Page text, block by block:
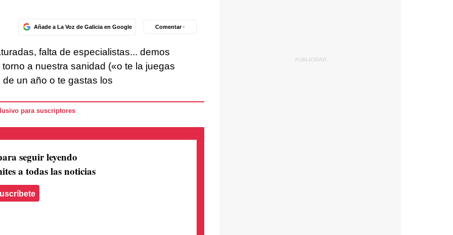
Añade a La Voz de Galicia en Google Comentar ·
falta de especialistas... demos
a nuestra sanidad («o te la juegas
un año o te gastas los
para suscriptores
seguir leyendo
a todas las noticias